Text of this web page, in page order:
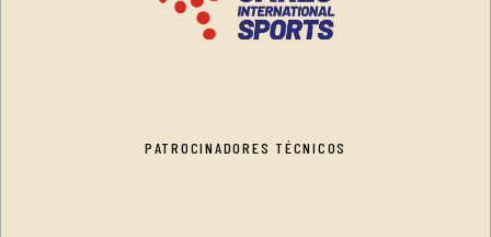
PATROCINADORES TÉCNICOS